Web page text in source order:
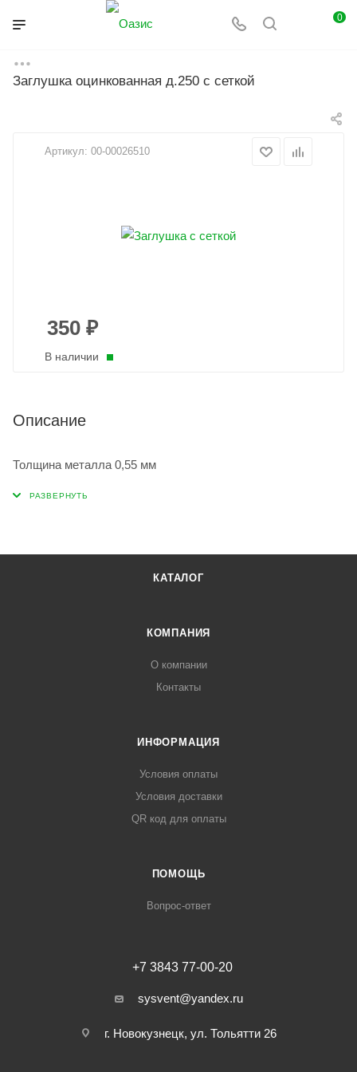
0
Главная Каталог Вентиляция
Фасонные изделия
Заглушка оцинкованная д.250 с сеткой
Артикул: 00-00026510
350 ₽
В наличии
Описание
Толщина металла 0,55 мм
КАТАЛОГ
КОМПАНИЯ
О компании
Контакты
ИНФОРМАЦИЯ
Условия оплаты
Условия доставки
QR код для оплаты
ПОМОЩЬ
Вопрос-ответ
+7 3843 77-00-20
sysvent@yandex.ru
г. Новокузнецк, ул. Тольятти 26